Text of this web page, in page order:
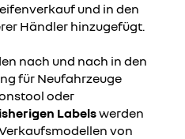
und in den
Händler hinzugefügt.
nach und nach in den
für Neufahrzeuge
oder
Labelswerden
von